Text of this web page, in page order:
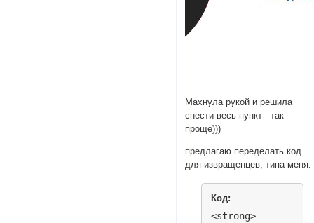
Махнула рукой и решила
снести весь пункт - так
проще)))
предлагаю переделать код
для извращенцев, типа меня:
Код:
<strong>